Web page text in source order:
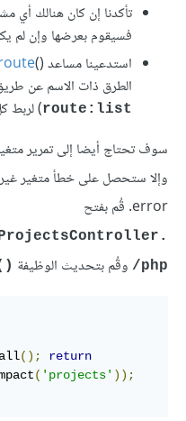
تأكدنا إن كان هنالك أي
فسيقوم بعرضها وإن لم
استدعينا مساعد ()
الطرق ذات الاسم عن
route:list) لربط
سوف تحتاج أيضا إلى تمرير
error. قُم بفتح
php/
وقُم بتحديث الوظيفة
all();
return
( 'projects' ));